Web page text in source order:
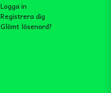
Logga in
Registrera dig
Glömt lösenord?